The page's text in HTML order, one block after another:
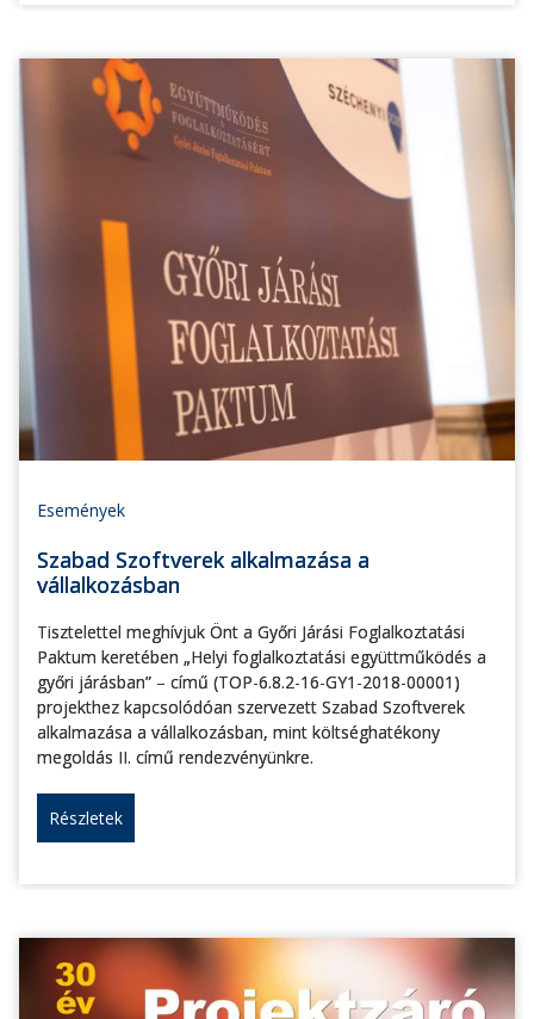
Események
Szabad Szoftverek alkalmazása a
vállalkozásban
Tisztelettel meghívjuk Önt a Győri Járási Foglalkoztatási
Paktum keretében „Helyi foglalkoztatási együttműködés a
győri járásban” – című (TOP-6.8.2-16-GY1-2018-00001)
projekthez kapcsolódóan szervezett Szabad Szoftverek
alkalmazása a vállalkozásban, mint költséghatékony
megoldás II. című rendezvényünkre.
Részletek